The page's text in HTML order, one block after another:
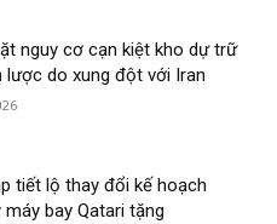
nguy cơ cạn kiệt kho dự trữ
lược do xung đột với Iran
tiết lộ thay đổi kế hoạch
bay Qatari tặng